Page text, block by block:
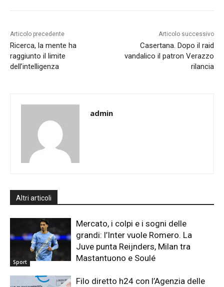
Articolo precedente
Ricerca, la mente ha
raggiunto il limite
dell’intelligenza
Articolo successivo
Casertana. Dopo il raid
vandalico il patron Verazzo
rilancia
admin
Altri articoli
Sport
Mercato, i colpi e i sogni delle
grandi: l’Inter vuole Romero. La
Juve punta Reijnders, Milan tra
Mastantuono e Soulé
Filo diretto h24 con l’Agenzia delle